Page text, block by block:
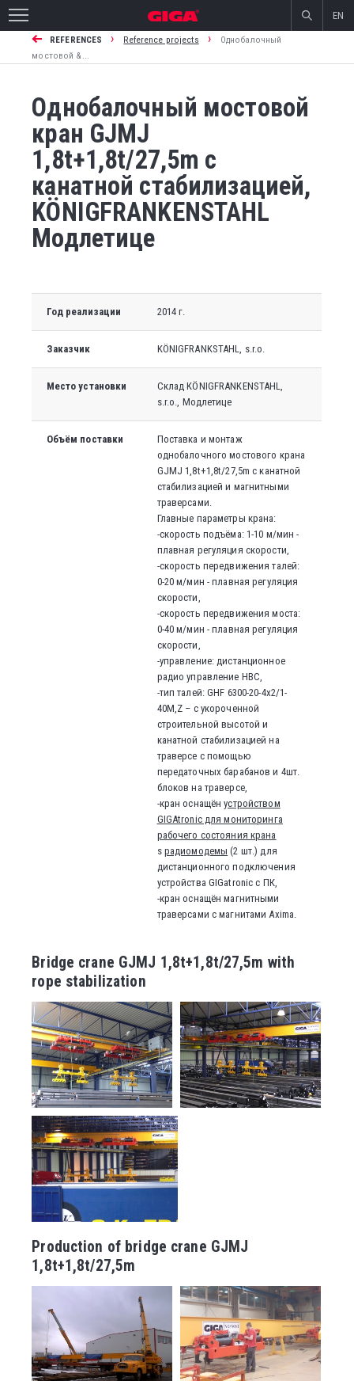
EN
REFERENCES › Reference projects ›
Однобалочный
мостовой &...
Однобалочный мостовой
кран GJMJ
1,8t+1,8t/27,5m с
канатной стабилизацией,
KÖNIGFRANKENSTAHL
Модлетице
Год реализации 2014 г.
Заказчик KÖNIGFRANKSTAHL, s.r.o.
Место установки
Склад KÖNIGFRANKENSTAHL,
s.r.o., Модлетице
Объём поставки
Поставка и монтаж
однобалочного мостового крана
GJMJ 1,8t+1,8t/27,5m с канатной
стабилизацией и магнитными
траверсами.
Главные параметры крана:
-скорость подъёма: 1-10 м/мин -
плавная регуляция скорости,
-скорость передвижения талей:
0-20 м/мин - плавная регуляция
скорости,
-скорость передвижения моста:
0-40 м/мин - плавная регуляция
скорости,
-управление: дистанционное
радио управление HBC,
-тип талей: GHF 6300-20-4x2/1-
40M,Z – с укороченной
строительной высотой и
канатной стабилизацией на
траверсе с помощью
передаточных барабанов и 4шт.
блоков на траверсе,
-кран оснащёнустройством
GIGAtronic для мониторинга
рабочего состояния крана
s радиомодемы (2 шт.) для
дистанционного подключения
устройства GIGatronic с ПК,
-кран оснащён магнитными
траверсами с магнитами Axima.
Bridge crane GJMJ 1,8t+1,8t/27,5m with
rope stabilization
Production of bridge crane GJMJ
1,8t+1,8t/27,5m